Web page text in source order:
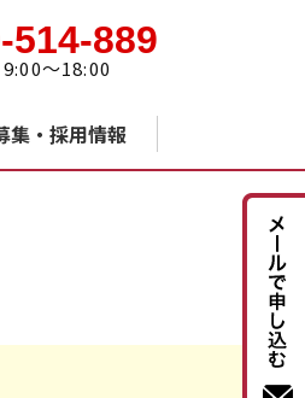
514-889
～18:00
集・採用情報